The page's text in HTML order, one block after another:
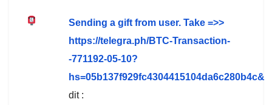
Sending a gift from user. Take =>>
https://telegra.ph/BTC-Transaction-
-771192-05-10?
hs=05b137f929fc4304415104da6c280b4c&
dit :